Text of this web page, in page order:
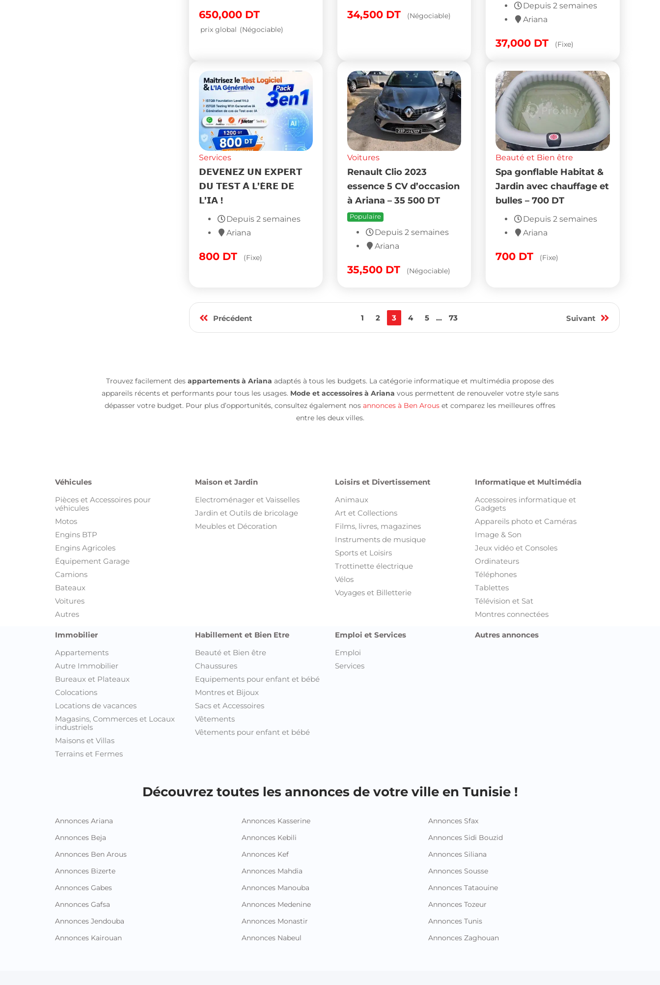
650,000 DT
prix global (Négociable)
34,500 DT (Négociable)
Depuis 2 semaines
Ariana
37,000 DT (Fixe)
Services
𝗗𝗘𝗩𝗘𝗡𝗘𝗭 𝗨𝗡 𝗘𝗫𝗣𝗘𝗥𝗧
𝗗𝗨 𝗧𝗘𝗦𝗧 𝗔̀ 𝗟’𝗘̀𝗥𝗘 𝗗𝗘
𝗟’𝗜𝗔 !
Depuis 2 semaines
Ariana
800 DT (Fixe)
Voitures
Renault Clio 2023
essence 5 CV d’occasion
à Ariana – 35 500 DT
Populaire
Depuis 2 semaines
Ariana
35,500 DT (Négociable)
Beauté et Bien être
Spa gonflable Habitat &
Jardin avec chauffage et
bulles – 700 DT
Depuis 2 semaines
Ariana
700 DT (Fixe)
Précédent 1 2 3 4 5 ... 73 Suivant
Trouvez facilement des appartements à Ariana adaptés à tous les budgets. La catégorie informatique et multimédia propose des
appareils récents et performants pour tous les usages. Mode et accessoires à Ariana vous permettent de renouveler votre style sans
dépasser votre budget. Pour plus d’opportunités, consultez également nos annonces à Ben Arous et comparez les meilleures offres
entre les deux villes.
Véhicules
Pièces et Accessoires pour
véhicules
Motos
Engins BTP
Engins Agricoles
Équipement Garage
Camions
Bateaux
Voitures
Autres
Maison et Jardin
Electroménager et Vaisselles
Jardin et Outils de bricolage
Meubles et Décoration
Loisirs et Divertissement
Animaux
Art et Collections
Films, livres, magazines
Instruments de musique
Sports et Loisirs
Trottinette électrique
Vélos
Voyages et Billetterie
Informatique et Multimédia
Accessoires informatique et
Gadgets
Appareils photo et Caméras
Image & Son
Jeux vidéo et Consoles
Ordinateurs
Téléphones
Tablettes
Télévision et Sat
Montres connectées
Immobilier
Appartements
Autre Immobilier
Bureaux et Plateaux
Colocations
Locations de vacances
Magasins, Commerces et Locaux
industriels
Maisons et Villas
Terrains et Fermes
Habillement et Bien Etre
Beauté et Bien être
Chaussures
Equipements pour enfant et bébé
Montres et Bijoux
Sacs et Accessoires
Vêtements
Vêtements pour enfant et bébé
Emploi et Services
Emploi
Services
Autres annonces
Découvrez toutes les annonces de votre ville en Tunisie !
Annonces Ariana
Annonces Beja
Annonces Ben Arous
Annonces Bizerte
Annonces Gabes
Annonces Gafsa
Annonces Jendouba
Annonces Kairouan
Annonces Kasserine
Annonces Kebili
Annonces Kef
Annonces Mahdia
Annonces Manouba
Annonces Medenine
Annonces Monastir
Annonces Nabeul
Annonces Sfax
Annonces Sidi Bouzid
Annonces Siliana
Annonces Sousse
Annonces Tataouine
Annonces Tozeur
Annonces Tunis
Annonces Zaghouan